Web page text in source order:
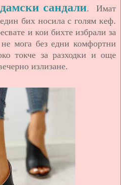
дамски сандали. Имат
бих носила с голям кеф.
и кои бихте избрали за
мога без едни комфортни
токче за разходки и още
излизане.